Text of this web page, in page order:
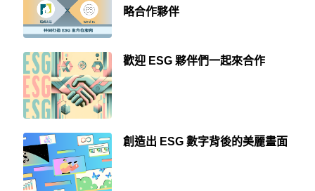
略合作夥伴
歡迎 ESG 夥伴們一起來合作
創造出 ESG 數字背後的美麗畫面